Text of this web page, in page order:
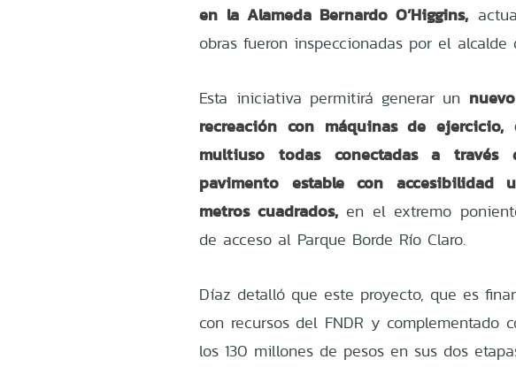
en la Alameda Bernardo O’Higgins,
obras fueron inspeccionadas por el alcalde
Esta iniciativa permitirá generar un
recreación con máquinas de
multiuso todas conectadas a
pavimento estable con accesibilidad
metros cuadrados,en el extremo
de acceso al Parque Borde Río Claro.
Díaz detalló que este proyecto, que es
con recursos del FNDR y complementado
los 130 millones de pesos en sus dos